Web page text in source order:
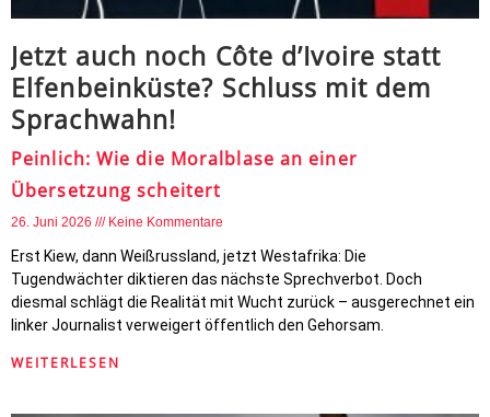
Jetzt auch noch Côte d’Ivoire statt
Elfenbeinküste? Schluss mit dem
Sprachwahn!
Peinlich: Wie die Moralblase an einer
Übersetzung scheitert
26. Juni 2026 Keine Kommentare
Erst Kiew, dann Weißrussland, jetzt Westafrika: Die
Tugendwächter diktieren das nächste Sprechverbot. Doch
diesmal schlägt die Realität mit Wucht zurück – ausgerechnet ein
linker Journalist verweigert öffentlich den Gehorsam.
WEITERLESEN